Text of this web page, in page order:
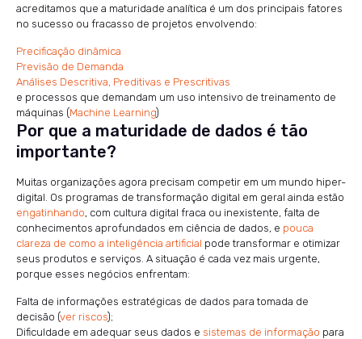
acreditamos que a maturidade analítica é um dos principais fatores
no sucesso ou fracasso de projetos envolvendo:
Precificação dinâmica
Previsão de Demanda
Análises Descritiva, Preditivas e Prescritivas
e processos que demandam um uso intensivo de treinamento de
máquinas (Machine Learning)
Por que a maturidade de dados é tão
importante?
Muitas organizações agora precisam competir em um mundo hiper-
digital. Os programas de transformação digital em geral ainda estão
engatinhando, com cultura digital fraca ou inexistente, falta de
conhecimentos aprofundados em ciência de dados, e pouca
clareza de como a inteligência artificial pode transformar e otimizar
seus produtos e serviços. A situação é cada vez mais urgente,
porque esses negócios enfrentam:
Falta de informações estratégicas de dados para tomada de
decisão (ver riscos);
Dificuldade em adequar seus dados e sistemas de informação para